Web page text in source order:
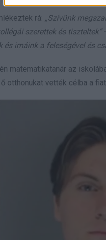
rá: „Szívünk
szerettek és tiszteltek”
imáink a feleségével és
matematikatanár az
otthonukat vették célba a